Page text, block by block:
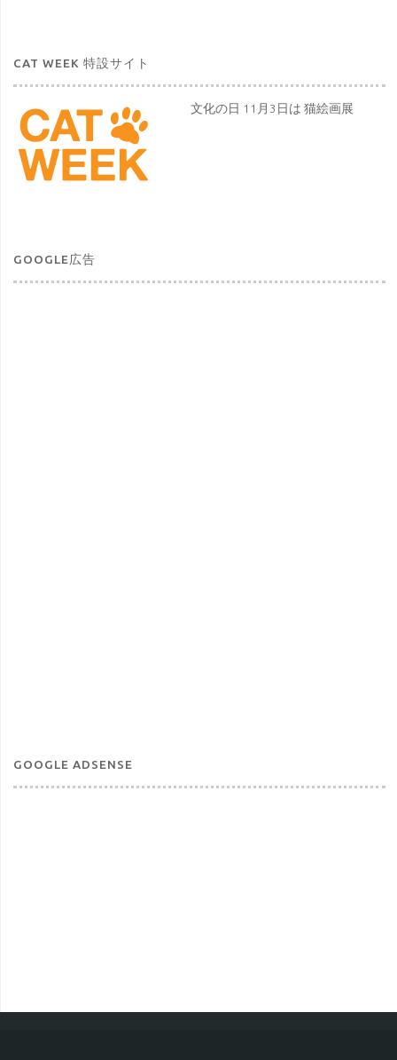
CAT WEEK 特設サイト
文化の日 11月3日は 猫絵画展
GOOGLE広告
GOOGLE ADSENSE